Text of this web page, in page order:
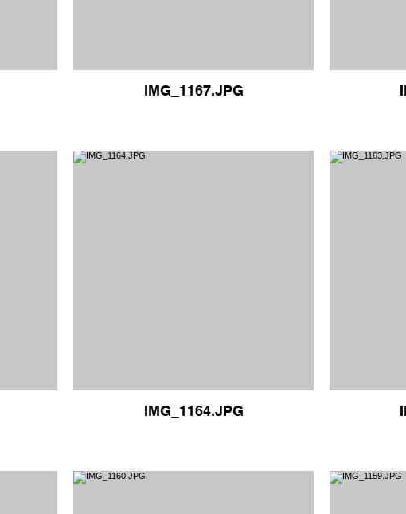
IMG_1167.JPG
IMG_1164.JPG